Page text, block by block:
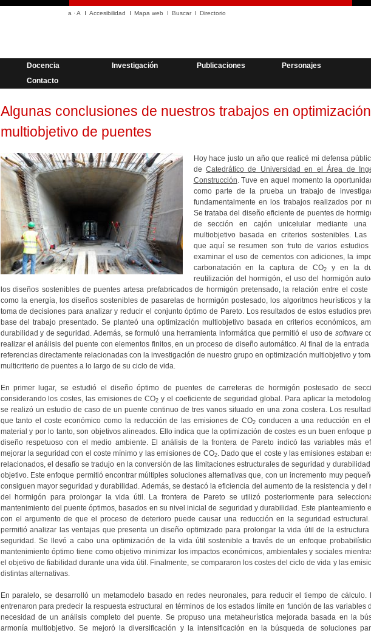
a ·A Accesibilidad Mapa web Buscar Directorio
Docencia Investigación Publicaciones
Personajes
Contacto
Algunas conclusiones de nuestros trabajos en optimización
multiobjetivo de puentes
Hoy hace justo un año que realicé mi defensa
de Catedrático de Universidad en el Área de
Construcción. Tuve en aquel momento la
como parte de la prueba un trabajo de
fundamentalmente en los trabajos realizados por
Se trataba del diseño eficiente de puentes de
de sección en cajón unicelular mediante una
multiobjetivo basada en criterios sostenibles. Las
que aquí se resumen son fruto de varios estudios
examinar el uso de cementos con adiciones, la
carbonatación en la captura de CO2
y en la
reutilización del hormigón, el uso del hormigón
los diseños sostenibles de puentes artesa prefabricados de hormigón pretensado, la relación entre el
como la energía, los diseños sostenibles de pasarelas de hormigón postesado, los algoritmos heurísticos y
toma de decisiones para analizar y reducir el conjunto óptimo de Pareto. Los resultados de estos estudios
base del trabajo presentado. Se planteó una optimización multiobjetivo basada en criterios económicos,
durabilidad y de seguridad. Además, se formuló una herramienta informática que permitió el uso de software
realizar el análisis del puente con elementos finitos, en un proceso de diseño automático. Al final de la
referencias directamente relacionadas con la investigación de nuestro grupo en optimización multiobjetivo y
multicriterio de puentes a lo largo de su ciclo de vida.
En primer lugar, se estudió el diseño óptimo de puentes de carreteras de hormigón postesado de
considerando los costes, las emisiones de CO2 y el coeficiente de seguridad global. Para aplicar la
se realizó un estudio de caso de un puente continuo de tres vanos situado en una zona costera. Los
que tanto el coste económico como la reducción de las emisiones de CO2 conducen a una reducción en
material y por lo tanto, son objetivos alineados. Ello indica que la optimización de costes es un buen enfoque
diseño respetuoso con el medio ambiente. El análisis de la frontera de Pareto indicó las variables más
mejorar la seguridad con el coste mínimo y las emisiones de CO2. Dado que el coste y las emisiones estaban
relacionados, el desafío se tradujo en la conversión de las limitaciones estructurales de seguridad y
objetivo. Este enfoque permitió encontrar múltiples soluciones alternativas que, con un incremento muy
consiguen mayor seguridad y durabilidad. Además, se destacó la eficiencia del aumento de la resistencia y del
del hormigón para prolongar la vida útil. La frontera de Pareto se utilizó posteriormente para
mantenimiento del puente óptimos, basados en su nivel inicial de seguridad y durabilidad. Este planteamiento
con el argumento de que el proceso de deterioro puede causar una reducción en la seguridad
permitió analizar las ventajas que presenta un diseño optimizado para prolongar la vida útil de la
seguridad. Se llevó a cabo una optimización de la vida útil sostenible a través de un enfoque
mantenimiento óptimo tiene como objetivo minimizar los impactos económicos, ambientales y sociales
el objetivo de fiabilidad durante una vida útil. Finalmente, se compararon los costes del ciclo de vida y las
distintas alternativas.
En paralelo, se desarrolló un metamodelo basado en redes neuronales, para reducir el tiempo de cálculo.
entrenaron para predecir la respuesta estructural en términos de los estados límite en función de las variables
necesidad de un análisis completo del puente. Se propuso una metaheurística mejorada basada en la
armonía multiobjetivo. Se mejoró la diversificación y la intensificación en la búsqueda de soluciones